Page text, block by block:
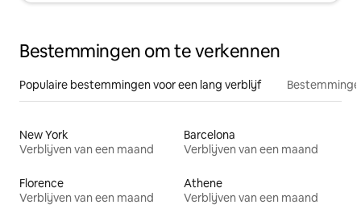
Bestemmingen om te verkennen
Populaire bestemmingen voor een lang verblijf
New York
Verblijven van een maand
Barcelona
Verblijven van een maand
Florence
Verblijven van een maand
Athene
Verblijven van een maand